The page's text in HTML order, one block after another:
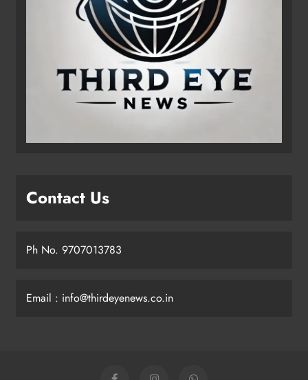
Contact Us
Ph No. 9707013783
Email : info@thirdeyenews.co.in